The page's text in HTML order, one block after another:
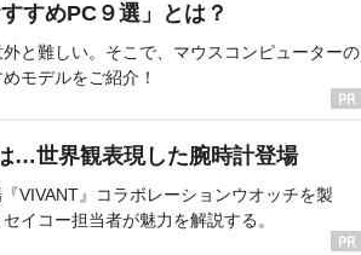
すめPC９選」とは？
と難しい。そこで、マウスコンピューターの
モデルをご紹介！
…世界観表現した腕時計登場
VIVANT』コラボレーションウオッチを製
イコー担当者が魅力を解説する。